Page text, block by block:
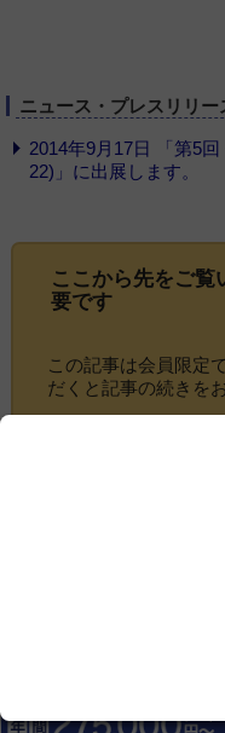
ニュース・プレスリリー
2014年9月17日 「第5
22)」に出展します。
ここから先をご覧
要です
この記事は会員限定
だくと記事の続きを